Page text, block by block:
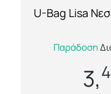
U-Bag Lisa
Ανακαλύψτε
Bag Lisa
Παράδοση
3,